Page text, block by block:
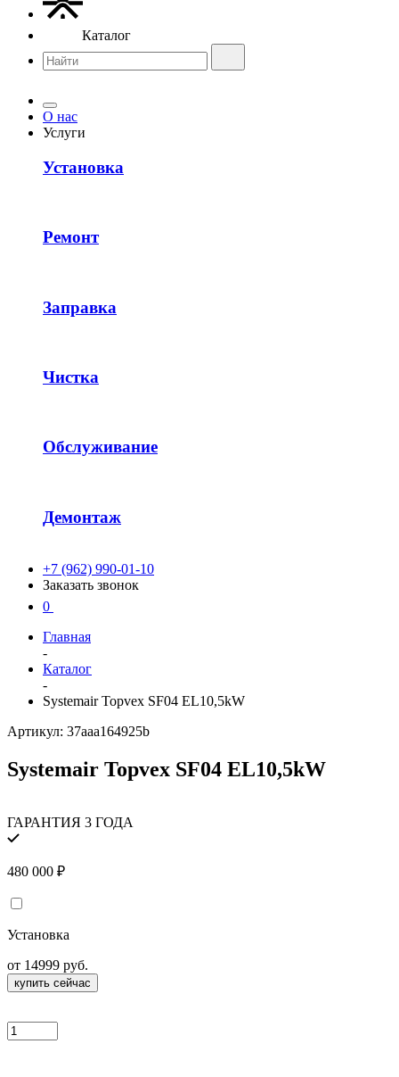
Каталог
О нас
Услуги
Установка
Ремонт
Заправка
Чистка
Обслуживание
Демонтаж
+7 (962) 990-01-10
Заказать звонок
0
Главная
-
Каталог
-
Systemair Topvex SF04 EL10,5kW
Артикул: 37aaa164925b
Systemair Topvex SF04 EL10,5kW
ГАРАНТИЯ 3 ГОДА
480 000 ₽
Установка
от 14999 руб.
купить сейчас